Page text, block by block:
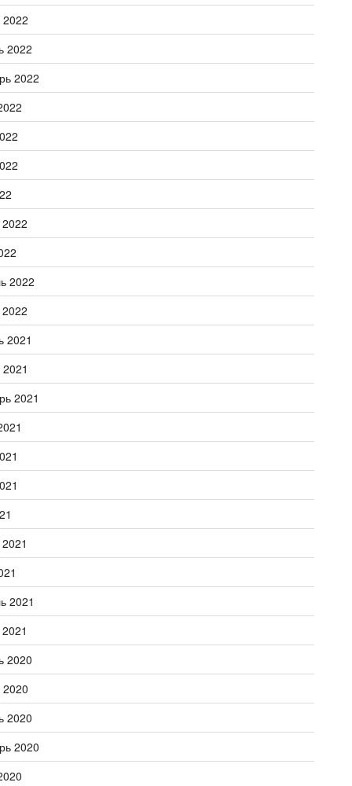
2022
2022
2022
2021
2021
2021
2020
2020
2020